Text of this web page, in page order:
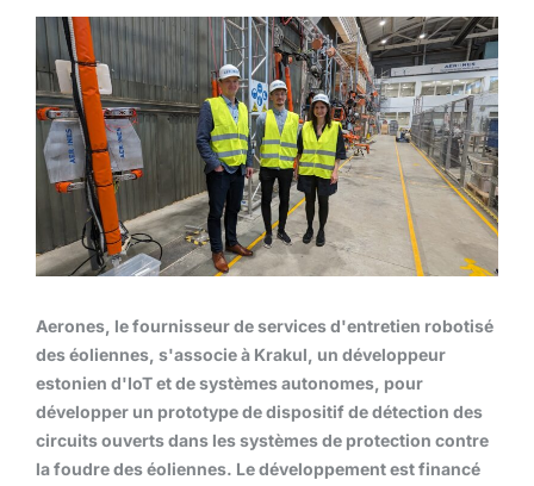
Aerones, le fournisseur de services d'entretien robotisé
des éoliennes, s'associe à Krakul, un développeur
estonien d'IoT et de systèmes autonomes, pour
développer un prototype de dispositif de détection des
circuits ouverts dans les systèmes de protection contre
la foudre des éoliennes. Le développement est financé